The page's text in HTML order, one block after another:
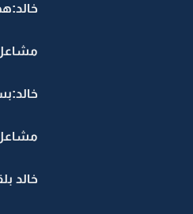
خالد